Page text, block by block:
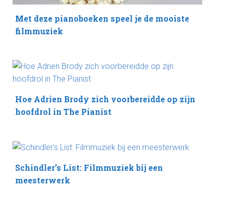
Met deze pianoboeken speel je de mooiste
filmmuziek
Hoe Adrien Brody zich voorbereidde op zijn
hoofdrol in The Pianist
Schindler’s List: Filmmuziek bij een
meesterwerk